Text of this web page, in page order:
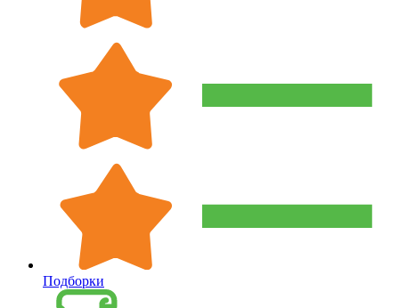
Подборки